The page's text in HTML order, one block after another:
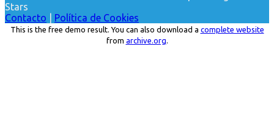
Stars
Contacto
Política de Cookies
This is the free demo result. You can also download a complete website
from archive.org.